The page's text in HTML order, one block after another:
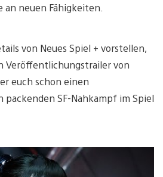
neuen Fähigkeiten.
von Neues Spiel + vorstellen,
Veröffentlichungstrailer von
euch schon einen
packenden SF-Nahkampf im Spiel